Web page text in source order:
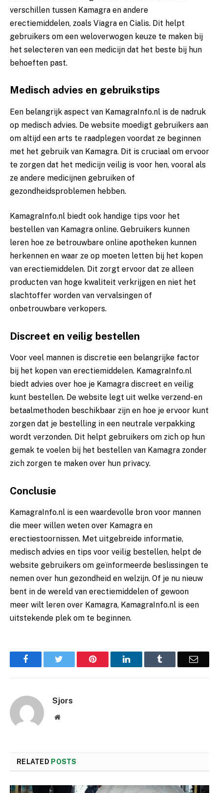
verschillen tussen Kamagra en andere
erectiemiddelen, zoals Viagra en Cialis. Dit helpt
gebruikers om een weloverwogen keuze te maken bij
het selecteren van een medicijn dat het beste bij hun
behoeften past.
Medisch advies en gebruikstips
Een belangrijk aspect van KamagraInfo.nl is de nadruk
op medisch advies. De website moedigt gebruikers aan
om altijd een arts te raadplegen voordat ze beginnen
met het gebruik van Kamagra. Dit is cruciaal om ervoor
te zorgen dat het medicijn veilig is voor hen, vooral als
ze andere medicijnen gebruiken of
gezondheidsproblemen hebben.
KamagraInfo.nl biedt ook handige tips voor het
bestellen van Kamagra online. Gebruikers kunnen
leren hoe ze betrouwbare online apotheken kunnen
herkennen en waar ze op moeten letten bij het kopen
van erectiemiddelen. Dit zorgt ervoor dat ze alleen
producten van hoge kwaliteit verkrijgen en niet het
slachtoffer worden van vervalsingen of
onbetrouwbare verkopers.
Discreet en veilig bestellen
Voor veel mannen is discretie een belangrijke factor
bij het kopen van erectiemiddelen. KamagraInfo.nl
biedt advies over hoe je Kamagra discreet en veilig
kunt bestellen. De website legt uit welke verzend- en
betaalmethoden beschikbaar zijn en hoe je ervoor kunt
zorgen dat je bestelling in een neutrale verpakking
wordt verzonden. Dit helpt gebruikers om zich op hun
gemak te voelen bij het bestellen van Kamagra zonder
zich zorgen te maken over hun privacy.
Conclusie
KamagraInfo.nl is een waardevolle bron voor mannen
die meer willen weten over Kamagra en
erectiestoornissen. Met uitgebreide informatie,
medisch advies en tips voor veilig bestellen, helpt de
website gebruikers om geïnformeerde beslissingen te
nemen over hun gezondheid en welzijn. Of je nu nieuw
bent in de wereld van erectiemiddelen of gewoon
meer wilt leren over Kamagra, KamagraInfo.nl is een
uitstekende plek om te beginnen.
Facebook Pinterest LinkedIn Email
Sjors
Website
RELATED POSTS